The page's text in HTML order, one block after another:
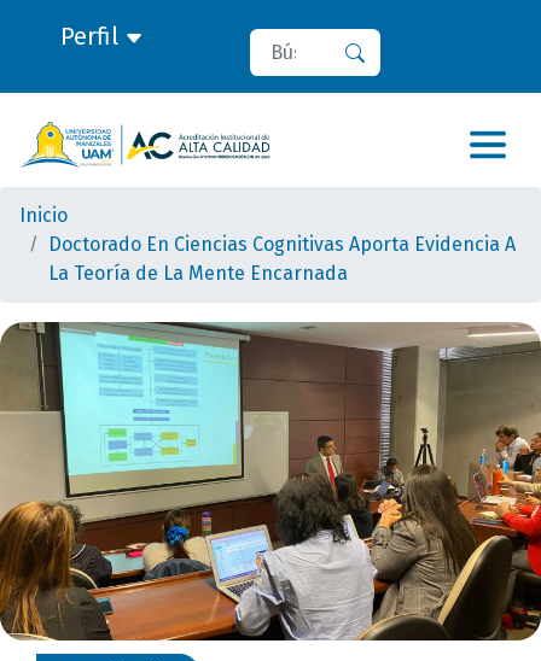
Perfil Buscar
Inicio
Doctorado En Ciencias Cognitivas Aporta Evidencia A
La Teoría de La Mente Encarnada